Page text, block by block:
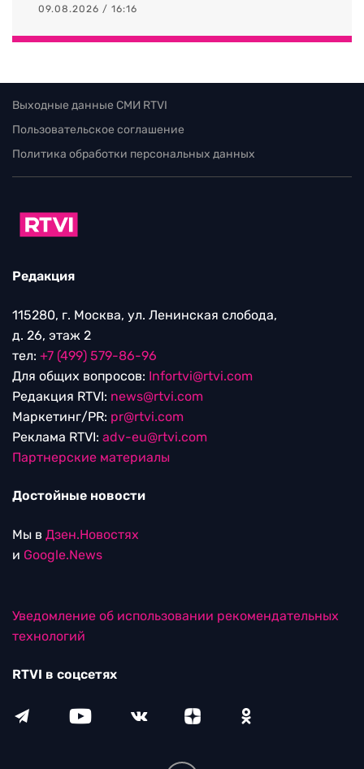
09.08.2026 / 16:16
Выходные данные СМИ RTVI
Пользовательское соглашение
Политика обработки персональных данных
Редакция
115280, г. Москва, ул. Ленинская слобода,
д. 26, этаж 2
тел: +7 (499) 579-86-96
Для общих вопросов: Infortvi@rtvi.com
Редакция RTVI: news@rtvi.com
Маркетинг/PR: pr@rtvi.com
Реклама RTVI: adv-eu@rtvi.com
Партнерские материалы
Достойные новости
Мы в Дзен.Новостях
и Google.News
Уведомление об использовании рекомендательных
технологий
RTVI в соцсетях